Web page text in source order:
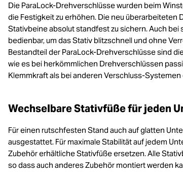
Die ParaLock-Drehverschlüsse wurden beim
die Festigkeit zu erhöhen. Die neu
Stativbeine absolut standfest zu sichern. Auch
bedienbar, um das Stativ blitzschnell und ohne
Bestandteil der ParaLock-Drehverschlüsse sind
wie es bei herkömmlichen Drehverschlüssen
Klemmkraft als bei anderen Verschluss-Systemen
Wechselbare Stativfüße für jeden
Für einen rutschfesten Stand auch auf glatten
ausgestattet. Für maximale Stabilität auf jedem
Zubehör erhältliche Stativfüße ersetzen. Alle
so dass auch anderes Zubehör montiert werden